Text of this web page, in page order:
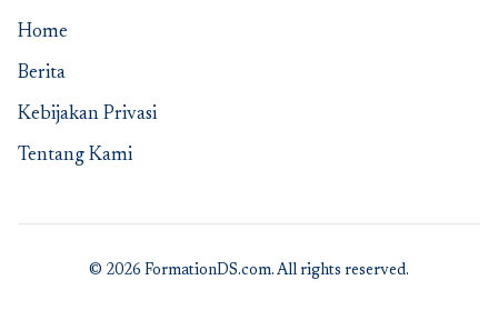
Home
Berita
Kebijakan Privasi
Tentang Kami
© 2026 FormationDS.com. All rights reserved.